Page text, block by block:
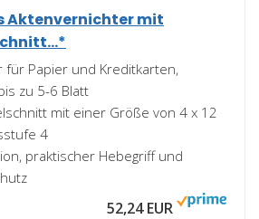
Aktenvernichter mit
für Papier und Kreditkarten,
zu 5-6 Blatt
mit einer Größe von 4 x 12
4
praktischer Hebegriff und
52,24 EUR